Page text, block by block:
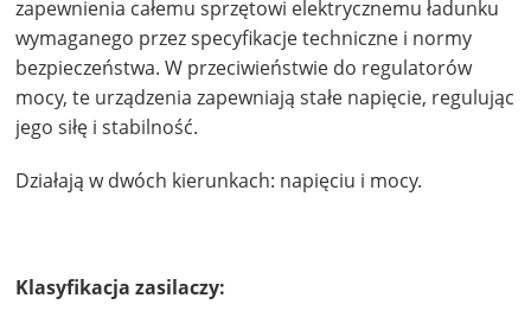
zapewnienia całemu sprzętowi elektrycznemu ładunku
wymaganego przez specyfikacje techniczne i normy
bezpieczeństwa. W przeciwieństwie do regulatorów
mocy, te urządzenia zapewniają stałe napięcie, regulując
jego siłę i stabilność.
Działają w dwóch kierunkach: napięciu i mocy.
Klasyfikacja zasilaczy: